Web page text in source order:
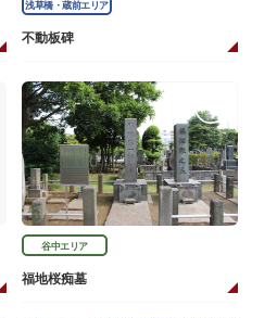
浅草橋・蔵前エリア
不動板碑
谷中エリア
福地桜痴墓